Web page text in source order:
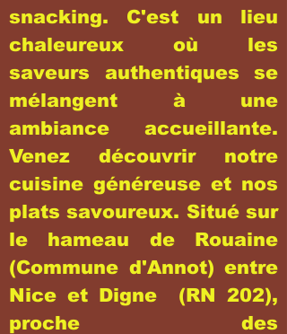
snacking. C'est un lieu
chaleureux où les
saveurs authentiques se
mélangent à une
ambiance accueillante.
Venez découvrir notre
cuisine généreuse et nos
plats savoureux. Situé sur
le hameau de Rouaine
(Commune d'Annot) entre
Nice et Digne (RN 202),
proche des